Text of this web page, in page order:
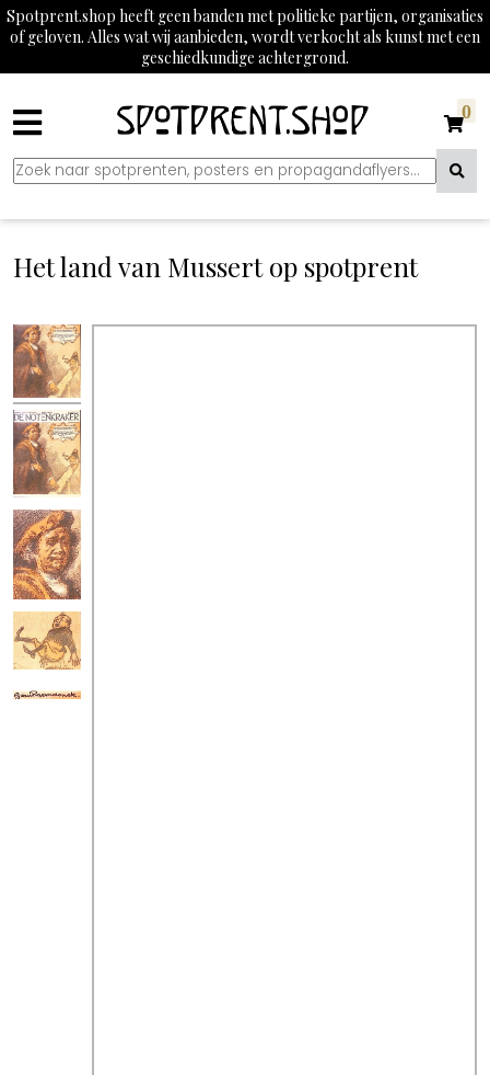
Spotprent.shop heeft geen banden met politieke partijen, organisaties
of geloven. Alles wat wij aanbieden, wordt verkocht als kunst met een
geschiedkundige achtergrond.
0
Het land van Mussert op spotprent